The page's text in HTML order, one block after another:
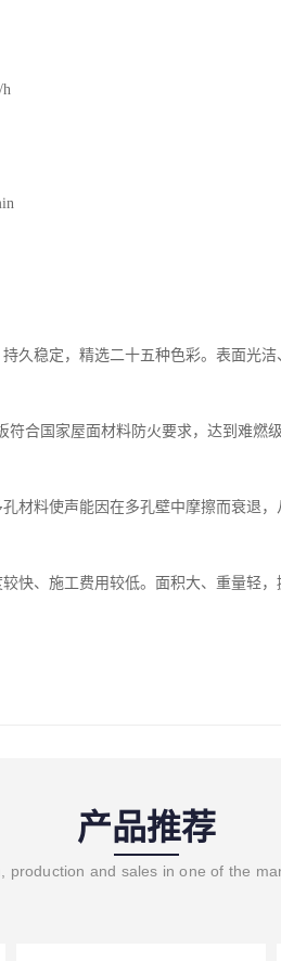
久稳定，精选二十五种色彩。表面光
符合国家屋面材料防火要求，达到难
材料使声能因在多孔壁中摩擦而衰退，
产品推荐
production and sales in one of the